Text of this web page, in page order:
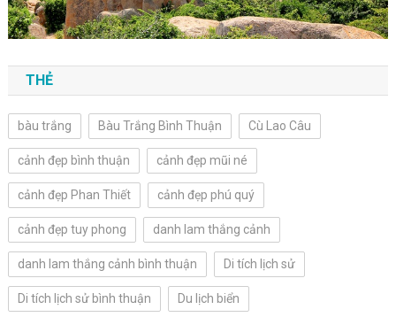
THẺ
bàu trắng Bàu Trắng Bình Thuận Cù Lao Câu
cảnh đẹp bình thuận cảnh đẹp mũi né
cảnh đẹp Phan Thiết cảnh đẹp phú quý
cảnh đẹp tuy phong danh lam thắng cảnh
danh lam thắng cảnh bình thuận Di tích lịch sử
Di tích lịch sử bình thuận Du lịch biển